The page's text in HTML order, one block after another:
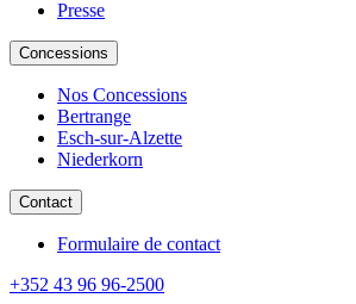
Presse
Concessions
Nos Concessions
Bertrange
Esch-sur-Alzette
Niederkorn
Contact
Formulaire de contact
+352 43 96 96-2500